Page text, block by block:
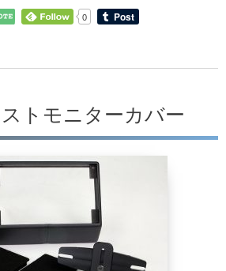
0
トモニターカバー